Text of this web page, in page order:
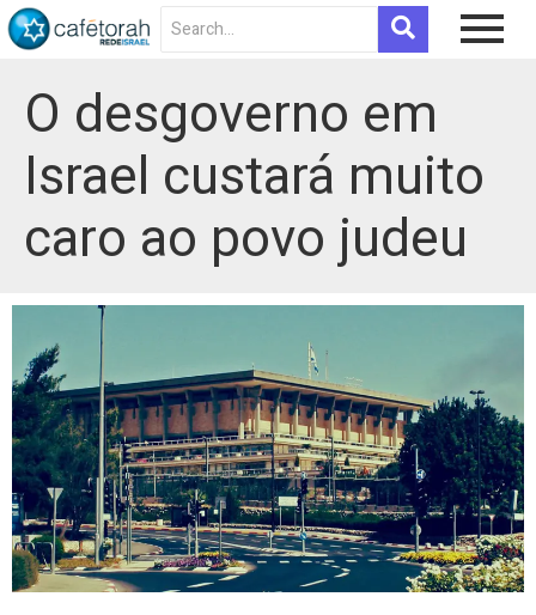
O desgoverno em
Israel custará muito
caro ao povo judeu